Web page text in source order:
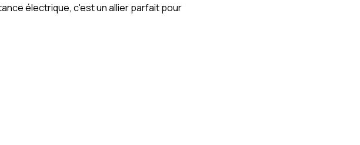
électrique, c'est un allier parfait pour